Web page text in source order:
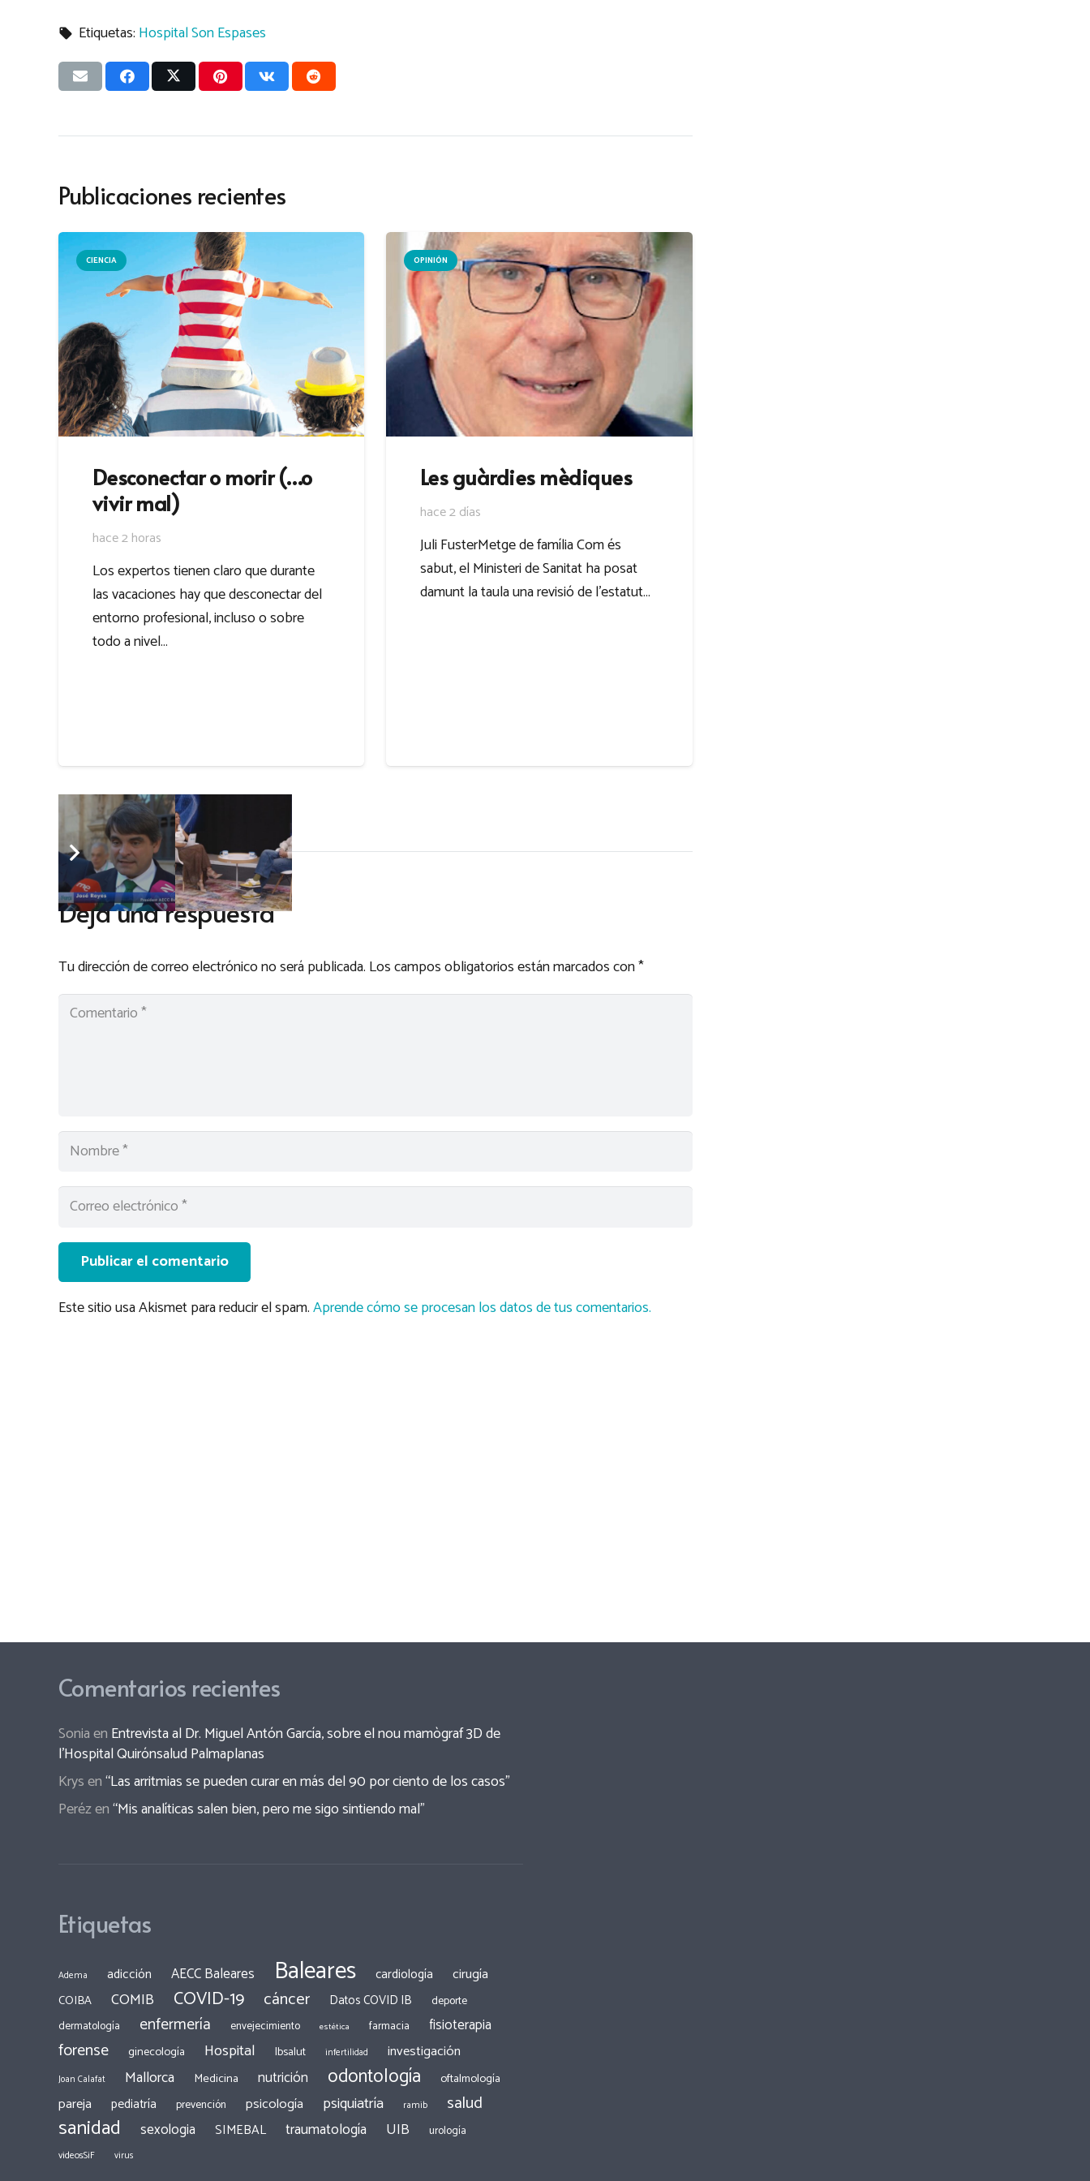
local_offer Etiquetas: Hospital Son Espases
Publicaciones recientes
CIENCIA
Desconectar o morir (…o
vivir mal)
hace 2 horas
Los expertos tienen claro que durante
las vacaciones hay que desconectar del
entorno profesional, incluso o sobre
todo a nivel…
OPINIÓN
Les guàrdies mèdiques
hace 2 días
Juli FusterMetge de família Com és
sabut, el Ministeri de Sanitat ha posat
damunt la taula una revisió de l’estatut…
Deja una respuesta
Tu dirección de correo electrónico no será publicada. Los campos obligatorios están marcados con*
Publicar el comentario
Este sitio usa Akismet para reducir el spam.Aprende cómo se procesan los datos de tus comentarios.
Comentarios recientes
Soniaen Entrevista al Dr. Miguel Antón García, sobre el nou mamògraf 3D de
l’Hospital Quirónsalud Palmaplanas
Krysen“Las arritmias se pueden curar en más del 90 por ciento de los casos”
Perézen“Mis analíticas salen bien, pero me sigo sintiendo mal”
Etiquetas
Adema adicción AECC Baleares Baleares cardiología cirugía
COIBA COMIB COVID-19 cáncer Datos COVID IB
deporte
dermatología
enfermería envejecimiento estética farmacia fisioterapia
forense ginecología Hospital Ibsalut infertilidad investigación
Joan Calafat Mallorca Medicina nutrición odontología oftalmología
pareja pediatría prevención psicología psiquiatría ramib salud
sanidad sexologia SIMEBAL traumatología UIB urología
videosSiF virus